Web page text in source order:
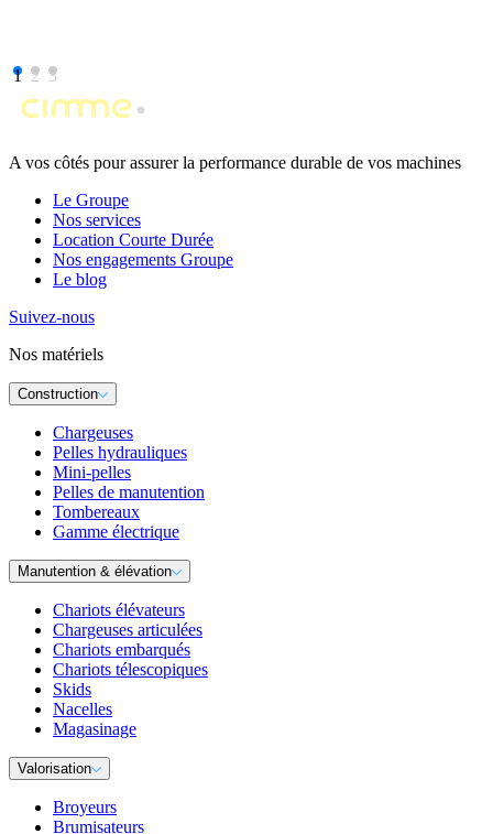
1 2 3
A vos côtés pour assurer la performance durable de vos machines
Le Groupe
Nos services
Location Courte Durée
Nos engagements Groupe
Le blog
Suivez-nous
Nos matériels
Construction
Chargeuses
Pelles hydrauliques
Mini-pelles
Pelles de manutention
Tombereaux
Gamme électrique
Manutention & élévation
Chariots élévateurs
Chargeuses articulées
Chariots embarqués
Chariots télescopiques
Skids
Nacelles
Magasinage
Valorisation
Broyeurs
Brumisateurs